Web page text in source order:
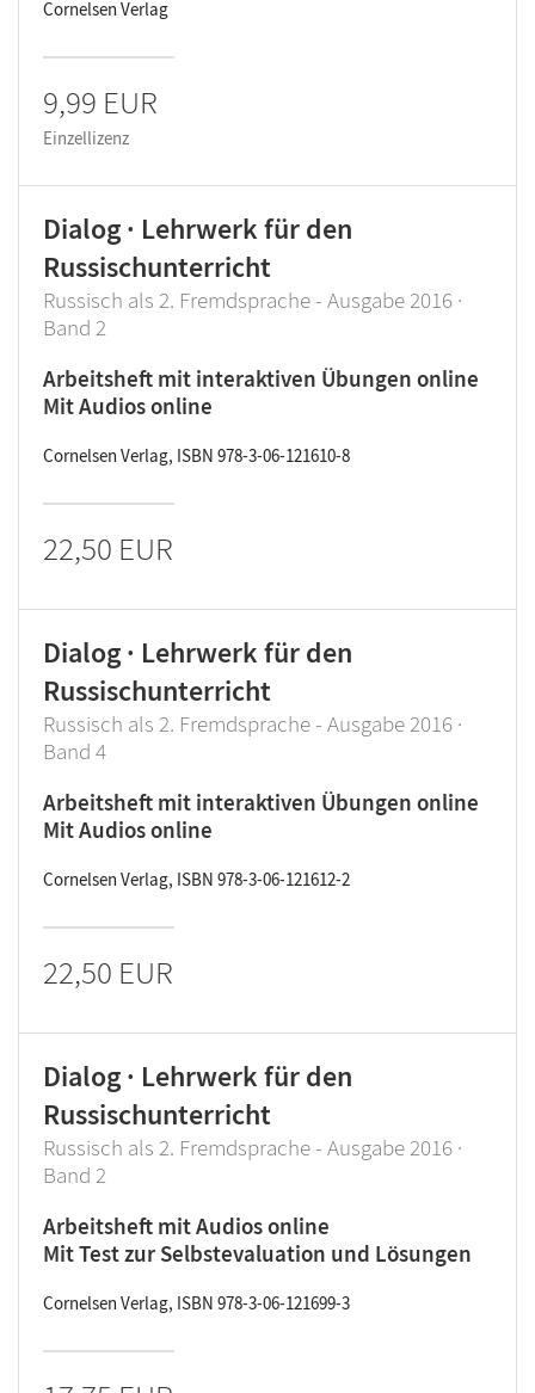
Cornelsen Verlag
9,99 EUR
Einzellizenz
Dialog · Lehrwerk für den
Russischunterricht
Russisch als 2. Fremdsprache - Ausgabe 2016 ·
Band 2
Arbeitsheft mit interaktiven Übungen online
Mit Audios online
Cornelsen Verlag, ISBN 978-3-06-121610-8
22,50 EUR
Dialog · Lehrwerk für den
Russischunterricht
Russisch als 2. Fremdsprache - Ausgabe 2016 ·
Band 4
Arbeitsheft mit interaktiven Übungen online
Mit Audios online
Cornelsen Verlag, ISBN 978-3-06-121612-2
22,50 EUR
Dialog · Lehrwerk für den
Russischunterricht
Russisch als 2. Fremdsprache - Ausgabe 2016 ·
Band 2
Arbeitsheft mit Audios online
Mit Test zur Selbstevaluation und Lösungen
Cornelsen Verlag, ISBN 978-3-06-121699-3